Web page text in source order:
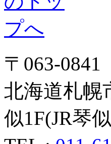
〒063-0841
北海道札幌
似1F(JR琴